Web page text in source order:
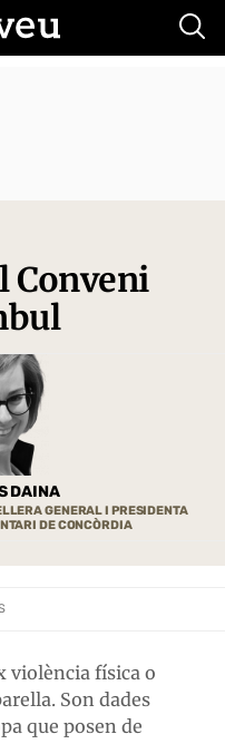
Conveni
DAINA
GENERAL I PRESIDENTA
DE CONCÒRDIA
violència física o
Son dades
que posen de